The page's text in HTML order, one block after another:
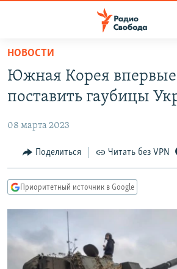
упрощенного
доступа
основному
Вернутся
главной
навигации
Вернутся
поиску
АВТОРСКИЕ ПРОЕКТЫ
ЦИТАТЫ СВОБОДЫ
МНЕНИЯ
IDEL.РЕАЛИИ
КАВКАЗ.РЕАЛИИ
СЕВЕР.РЕАЛИИ
СИБИРЬ.РЕАЛИИ
НОВОСТИ
Южная Корея
поставить гаубицы
08 марта 2023
Поделиться Читать без VPN
Приоритетный источник в Google